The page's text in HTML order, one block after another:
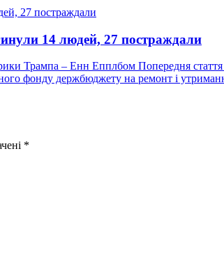
14 людей, 27 постраждали
Попередня стаття
*